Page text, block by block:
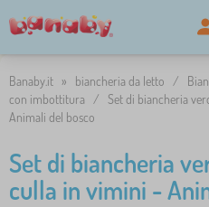
Banaby.it » biancheria da letto /
con imbottitura
/ Set di biancheria
Animali del bosco
Set di biancheria
culla in vimini -